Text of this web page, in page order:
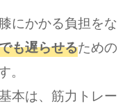
にかかる負担をな
も遅らせるための
。
本は、筋力トレー